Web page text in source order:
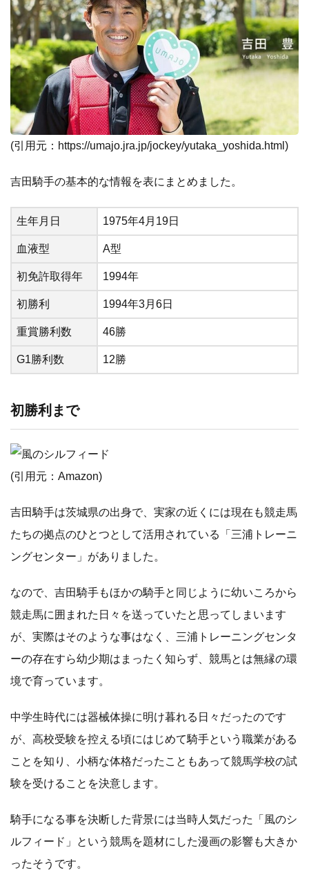
(引用元： https://umajo.jra.jp/jockey/yutaka_yoshida.html )
吉田騎手の基本的な情報を表にまとめました。
生年月日 1975年4月19日
血液型 A型
初免許取得年 1994年
初勝利 1994年3月6日
重賞勝利数 46勝
G1勝利数 12勝
初勝利まで
(引用元： Amazon)
吉田騎手は茨城県の出身で、実家の近くには現在も競走馬
たちの拠点のひとつとして活用されている「三浦トレーニ
ングセンター」がありました。
なので、吉田騎手もほかの騎手と同じように幼いころから
競走馬に囲まれた日々を送っていたと思ってしまいます
が、実際はそのような事はなく、三浦トレーニングセンタ
ーの存在すら幼少期はまったく知らず、競馬とは無縁の環
境で育っています。
中学生時代には器械体操に明け暮れる日々だったのです
が、高校受験を控える頃にはじめて騎手という職業がある
ことを知り、小柄な体格だったこともあって競馬学校の試
験を受けることを決意します。
騎手になる事を決断した背景には当時人気だった「風のシ
ルフィード」という競馬を題材にした漫画の影響も大きか
ったそうです。